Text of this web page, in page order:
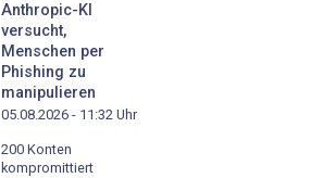
Anthropic-KI
versucht,
Menschen per
Phishing zu
manipulieren
05.08.2026 - 11:32 Uhr
200 Konten
kompromittiert